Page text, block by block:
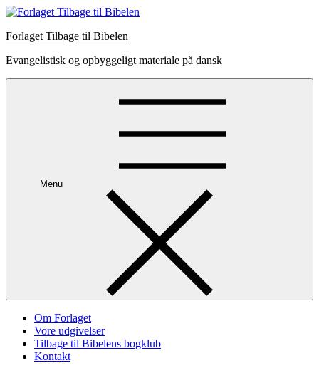
Skip
content
Forlaget Tilbage til Bibelen
Evangelistisk og opbyggeligt materiale på dansk
Menu
Om Forlaget
Vore udgivelser
Tilbage til Bibelens bogklub
Kontakt